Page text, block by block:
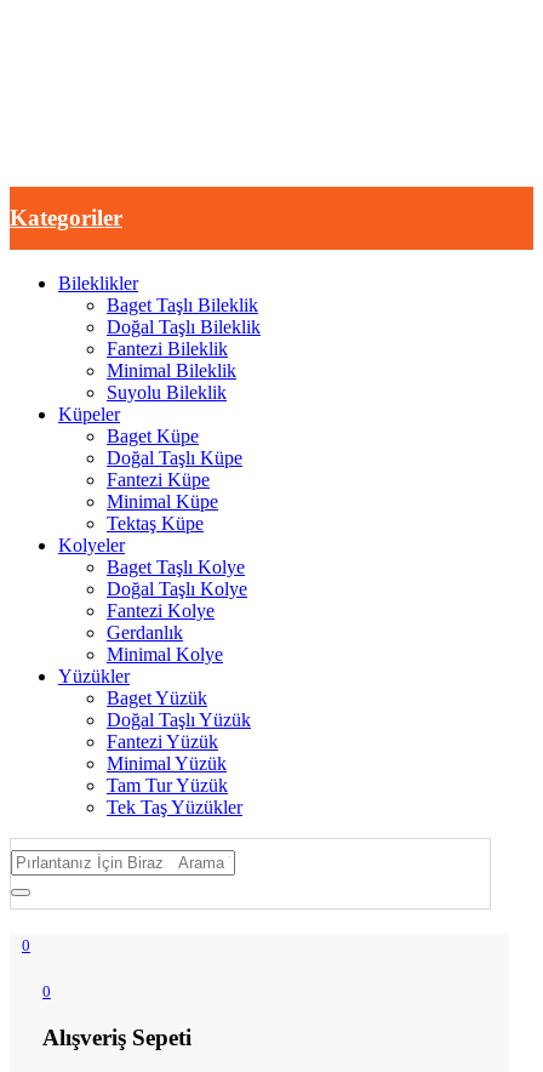
Kategoriler
Bileklikler
Baget Taşlı Bileklik
Doğal Taşlı Bileklik
Fantezi Bileklik
Minimal Bileklik
Suyolu Bileklik
Küpeler
Baget Küpe
Doğal Taşlı Küpe
Fantezi Küpe
Minimal Küpe
Tektaş Küpe
Kolyeler
Baget Taşlı Kolye
Doğal Taşlı Kolye
Fantezi Kolye
Gerdanlık
Minimal Kolye
Yüzükler
Baget Yüzük
Doğal Taşlı Yüzük
Fantezi Yüzük
Minimal Yüzük
Tam Tur Yüzük
Tek Taş Yüzükler
0
0
Alışveriş Sepeti